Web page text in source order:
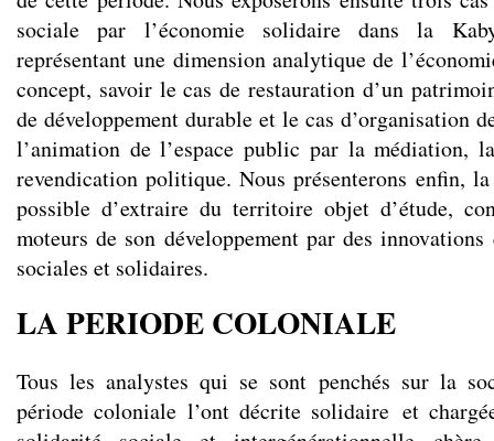
sociale par l’économie solidaire dans la
représentant une dimension analytique de
concept, savoir le cas de restauration d’un
de développement durable et le cas d’organisation
l’animation de l’espace public par la médiation,
revendication politique. Nous présenterons enfin,
possible d’extraire du territoire objet d’étude,
moteurs de son développement par des
sociales et solidaires.
LA PERIODE COLONIALE
Tous les analystes qui se sont penchés sur la
période coloniale l’ont décrite solidaire et